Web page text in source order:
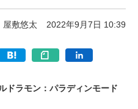
屋敷悠太 2022年9月7日 10:39
ドラモン：パラディンモード